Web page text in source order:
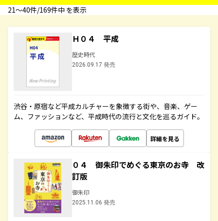
21〜40件/169件中 を表示
Ｈ０４ 平成
歴史時代
2026.09.17 発売
渋谷・原宿など平成カルチャーを象徴する街や、音楽、ゲー
ム、ファッションなど、平成時代の流行と文化を巡るガイド。
詳細を見る
０４ 御朱印でめぐる東京のお寺 改
訂版
御朱印
2025.11.06 発売